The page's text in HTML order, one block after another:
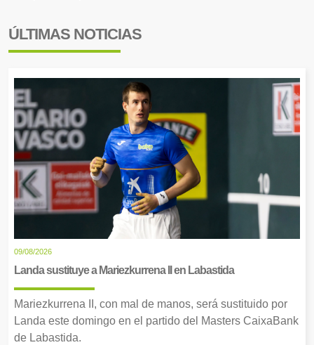
ÚLTIMAS NOTICIAS
09/08/2026
Landa sustituye a Mariezkurrena II en Labastida
Mariezkurrena II, con mal de manos, será sustituido por
Landa este domingo en el partido del Masters CaixaBank
de Labastida.